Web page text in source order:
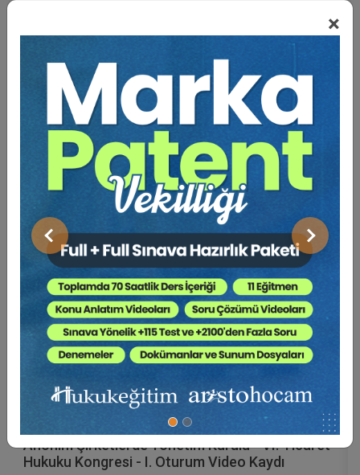
×
Önceki Sonraki
BENZER VIDEO EĞITIMLER
Video Eğitim Abonesi Ol: Sadece 5490 TL / Yıllık
Tüketici Hukuku Enstitüsü
Anonim Şirketlerde Yönetim Kurulu - VI. Ticaret
Hukuku Kongresi - I. Oturum Video Kaydı